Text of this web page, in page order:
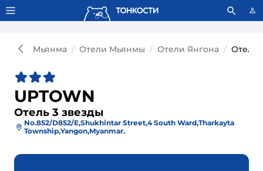
Тонкости используют сookie-файлы. Что это значит?
Мьянма Отели Мьянмы Отели Янгона Отель
UPTOWN
Отель 3 звезды
No.852/D852/E,Shukhintar Street,4 South Ward,Tharkayta
Township,Yangon,Myanmar.